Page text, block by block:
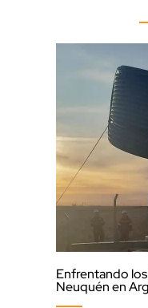
Enfrentando
Neuquén en